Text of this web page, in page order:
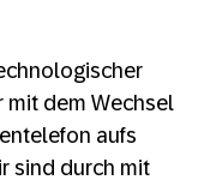
mit dem Wechsel
aufs
sind durch mit